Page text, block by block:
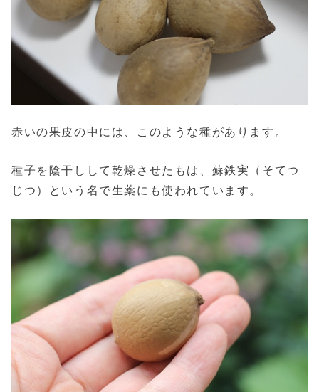
赤いの果皮の中には、このような種があります。
種子を陰干しして乾燥させたもは、蘇鉄実（そてつ
じつ）という名で生薬にも使われています。